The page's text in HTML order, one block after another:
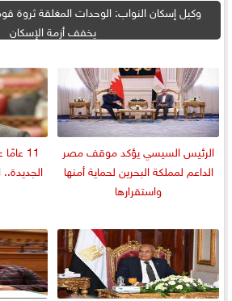
وكيل إسكان النواب: الوحدات المغلقة ثروة
يخفف أزمة الإسكان
الرئيس السيسي يؤكد موقف مصر
الداعم لمملكة البحرين لحماية أمنها
واستقرارها
11